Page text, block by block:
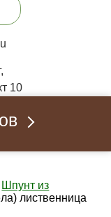
10
Шпунт из
лиственница